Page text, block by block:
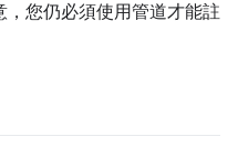
，您仍必須使用管道才能註